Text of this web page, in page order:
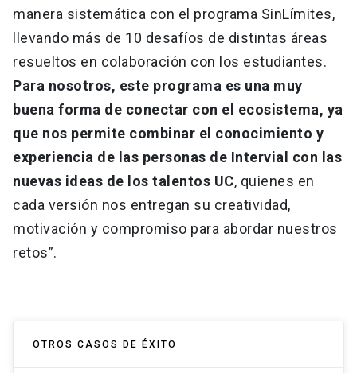
manera sistemática con el programa SinLímites,
llevando más de 10 desafíos de distintas áreas
resueltos en colaboración con los estudiantes.
Para nosotros, este programa es una muy
buena forma de conectar con el ecosistema, ya
que nos permite combinar el conocimiento y
experiencia de las personas de Intervial con las
nuevas ideas de los talentos UC, quienes en
cada versión nos entregan su creatividad,
motivación y compromiso para abordar nuestros
retos”.
OTROS CASOS DE ÉXITO